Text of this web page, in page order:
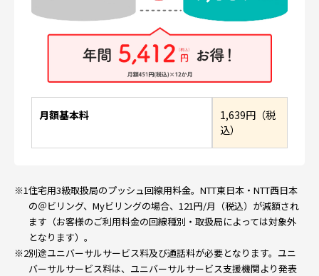
月額基本料
1,639円（税
込）
※1住宅用3級取扱局のプッシュ回線用料金。NTT東日本・NTT西日本
の＠ビリング、Myビリングの場合、121円/月（税込）が減額され
ます（お客様のご利用料金の回線種別・取扱局によっては対象外
となります）。
※2別途ユニバーサルサービス料及び通話料が必要となります。ユニ
バーサルサービス料は、ユニバーサルサービス支援機関より発表